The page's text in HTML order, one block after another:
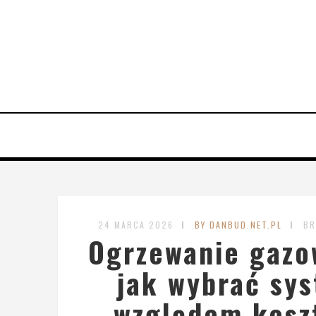
24 MARCA 2026 BY DANBUD.NET.PL
Ogrzewanie
jak wybrać